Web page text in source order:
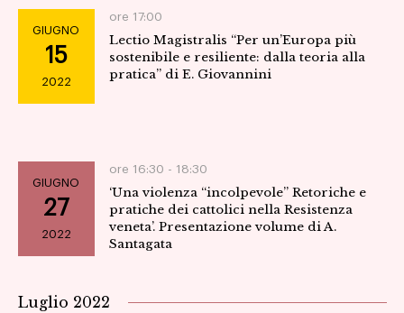
GIUGNO
15
2022
ore 17:00
Lectio Magistralis “Per un’Europa più
sostenibile e resiliente: dalla teoria alla
pratica” di E. Giovannini
GIUGNO
27
2022
ore 16:30 - 18:30
‘Una violenza “incolpevole” Retoriche e
pratiche dei cattolici nella Resistenza
veneta’. Presentazione volume di A.
Santagata
Luglio 2022